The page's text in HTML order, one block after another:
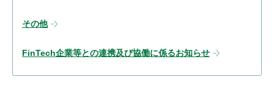
その他
FinTech企業等との連携及び協働に係るお知らせ